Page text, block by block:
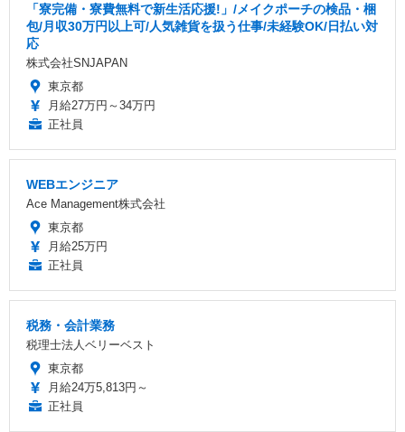
「寮完備・寮費無料で新生活応援!」/メイクポーチの検品・梱
包/月収30万円以上可/人気雑貨を扱う仕事/未経験OK/日払い対
応
株式会社SNJAPAN
東京都
月給27万円～34万円
正社員
WEBエンジニア
Ace Management株式会社
東京都
月給25万円
正社員
税務・会計業務
税理士法人ベリーベスト
東京都
月給24万5,813円～
正社員